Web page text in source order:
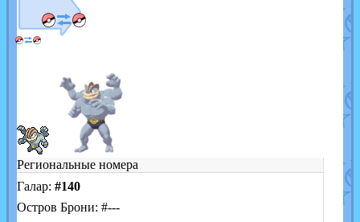
Региональные номера
Галар: #140
Остров Брони: #---